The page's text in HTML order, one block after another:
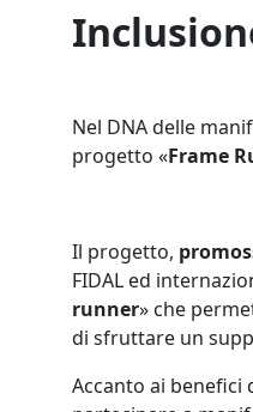
Nel DNA delle
progetto «Frame
Il progetto,
FIDAL ed
runner» che
di sfruttare un
Accanto ai benefici